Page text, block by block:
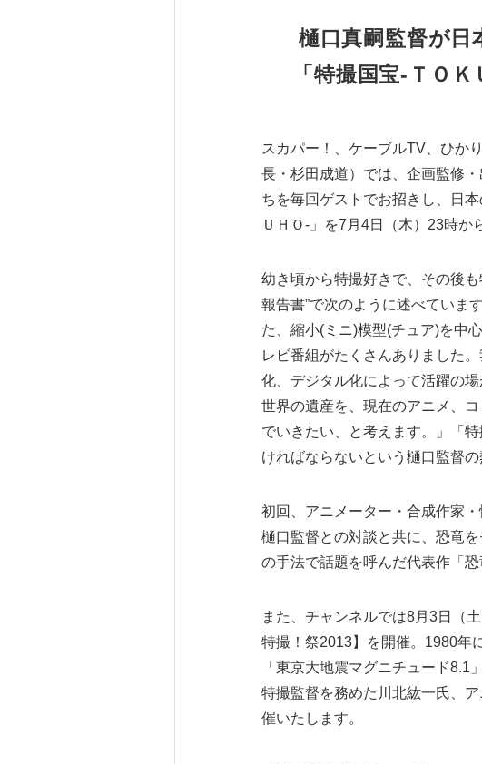
樋口真嗣監督が日
「特撮国宝‐ＴＯ
スカパー！、ケーブルTV、ひか
長・杉田成道）では、企画監修
ちを毎回ゲストでお招きし、日
ＵＨＯ‐」を7月4日（木）23時か
幼き頃から特撮好きで、その後
報告書”で次のように述べていま
た、縮小(ミニ)模型(チュア)を中
レビ番組がたくさんありました
化、デジタル化によって活躍の
世界の遺産を、現在のアニメ、
でいきたい、と考えます。」「
ければならないという樋口監督
初回、アニメーター・合成作家
樋口監督との対談と共に、恐竜
の手法で話題を呼んだ代表作「
また、チャンネルでは8月3日（
特撮！祭2013】を開催。1980年
「東京大地震マグニチュード
特撮監督を務めた川北紘一氏、
催いたします。